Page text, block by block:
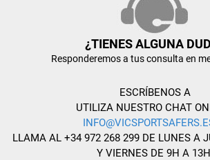
¿TIENES ALGUNA
Responderemos a tus consulta en
ESCRÍBENOS A
UTILIZA NUESTRO CHAT
LLAMA AL +34 972 268 299 DE LUNES A
Y VIERNES DE 9H A